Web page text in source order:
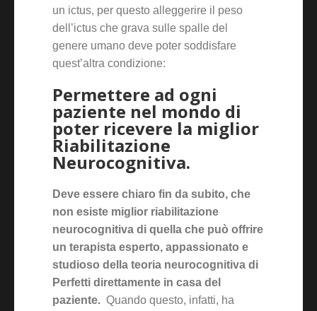
un ictus, per questo alleggerire il peso
dell’ictus che grava sulle spalle del
genere umano deve poter soddisfare
quest’altra condizione:
Permettere ad ogni
paziente nel mondo di
poter ricevere la miglior
Riabilitazione
Neurocognitiva.
Deve essere chiaro fin da subito, che
non esiste miglior riabilitazione
neurocognitiva di quella che può offrire
un terapista esperto, appassionato e
studioso della teoria neurocognitiva di
Perfetti direttamente in casa del
paziente. Quando questo, infatti, ha